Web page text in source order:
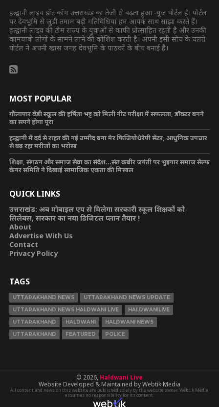
हल्द्वानी लाइव डॉट कॉम उत्तराखंड का तेजी से बढ़ता हुआ न्यूज पोर्टल है। पोर्टल
पर देवभूमि से जुड़ी तमाम बड़ी गतिविधियां हम आपके साथ साझा करते हैं।
हल्द्वानी लाइव की टीम राज्य के युवाओं से काफी प्रोत्साहित रहती है और उनकी
कामयाबी लोगों के सामने लाने की कोशिश करती है। अपनी इसी सोच के चलते
पोर्टल ने अपनी खास जगह देवभूमि के पाठकों के बीच बनाई है।
MOST POPULAR
गौलापार वेंडी स्कूल की हर्षिता भट्ट को मिली नीट परीक्षा में सफलता, डॉक्टर बनने
का सपने होगा पूरा
हल्द्वानी में दर्द से राहत की नई उम्मीद बना मेर फिजियोथेरेपी सेंटर, आधुनिक उपचार
से बढ़ रहा मरीजों का भरोसा
शिक्षा, संगठन और समाज सेवा का संदेश…संत कबीर जयंती पर भुइयार समाज सेल्फ
केयर समिति ने दिखाई सामाजिक एकता की मिसाल
QUICK LINKS
उत्तराखंड: अब मोबाइल एप से मिलेगा सरकारी स्कूल शिक्षकों को
सिलेबस, सरकार का नया डिजिटल प्लान तैयार !
About
Advertise With Us
Contact
Privacy Policy
TAGS
UTTARAKHAND NEWS
UTTARAKHAND NEWS UPDATE
UTTARAKHAND NEWS HALDWANI LIVE
HALDWANILIVE
UTTARAKHAND
HALDWANI
HALDWANI NEWS
UTTARAKHAND
FEATURED POLICE
© 2026, Haldwani Live
Website Developed & Maintained by Webtik Media
All content and news on this website are published solely by the website owner. Webtik Media
assumes no responsibility for its content.